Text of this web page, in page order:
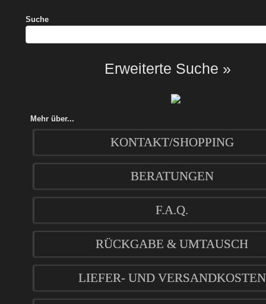
Suche
Erweiterte Suche »
Mehr über...
KONTAKT/SHOPPING
BERATUNGEN
F.A.Q.
RÜCKGABE & UMTAUSCH
LIEFER- UND VERSANDKOSTEN